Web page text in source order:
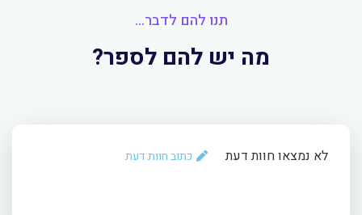
תנו להם לדבר...
מה יש להם לספר?
לא נמצאו חוות דעת כתוב חוות דעת